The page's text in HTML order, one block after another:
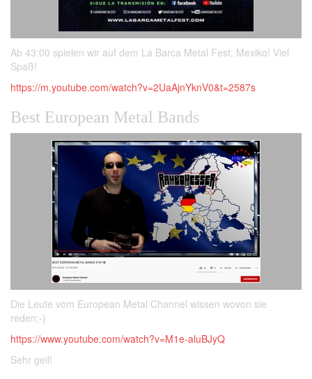
Ab 43:00 spielen wir auf dem La Barca Metal Fest, Mexiko! Viel
Spaß!
https://m.youtube.com/watch?v=2UaAjnYknV0&t=2587s
Best European Metal Bands
Die Leute vom European Metal Channel wissen wovon sie
reden;-)
https://www.youtube.com/watch?v=M1e-aluBJyQ
Sehr geil!